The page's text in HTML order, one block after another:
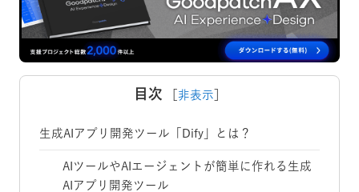
目次 非表示
生成AIアプリ開発ツール「Dify」とは？
AIツールやAIエージェントが簡単に作れる生成
AIアプリ開発ツール